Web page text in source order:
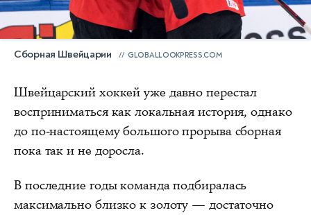
Сборная Швейцарии GLOBALLOOKPRESS.COM
Швейцарский хоккей уже давно перестал
восприниматься как локальная история, однако
до по-настоящему большого прорыва сборная
пока так и не доросла.
В последние годы команда подбиралась
максимально близко к золоту — достаточно